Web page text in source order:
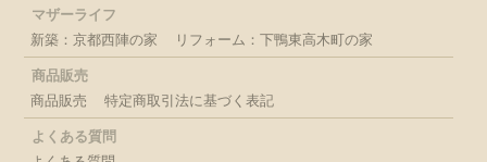
マザーライフ
新築：京都西陣の家
リフォーム：下鴨東高木町の家
商品販売
商品販売
特定商取引法に基づく表記
よくある質問